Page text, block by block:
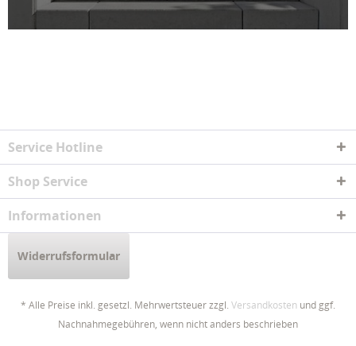
Service Hotline
Shop Service
Informationen
Widerrufsformular
* Alle Preise inkl. gesetzl. Mehrwertsteuer zzgl. Versandkosten und ggf.
Nachnahmegebühren, wenn nicht anders beschrieben